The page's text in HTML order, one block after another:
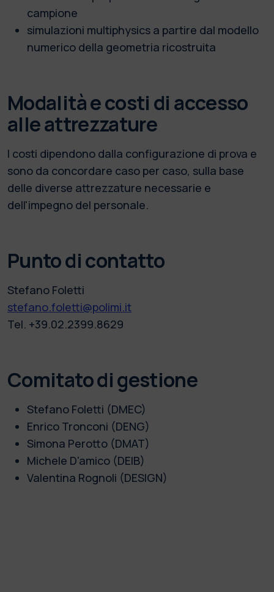
campione
simulazioni multiphysics a partire dal modello
numerico della geometria ricostruita
Modalità e costi di accesso
alle attrezzature
I costi dipendono dalla configurazione di prova e
sono da concordare caso per caso, sulla base
delle diverse attrezzature necessarie e
dell'impegno del personale.
Punto di contatto
Stefano Foletti
stefano.foletti@polimi.it
Tel. +39.02.2399.8629
Comitato di gestione
Stefano Foletti (DMEC)
Enrico Tronconi (DENG)
Simona Perotto (DMAT)
Michele D'amico (DEIB)
Valentina Rognoli (DESIGN)